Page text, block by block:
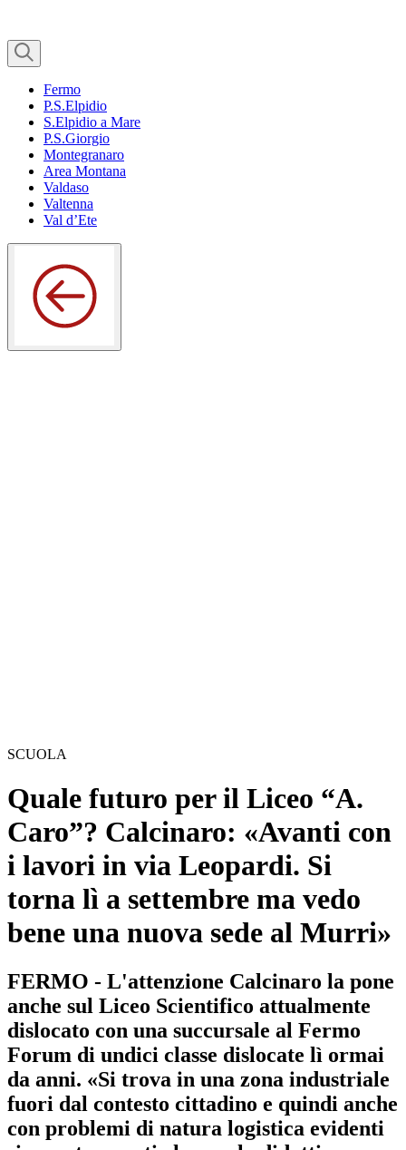
Fermo
P.S.Elpidio
S.Elpidio a Mare
P.S.Giorgio
Montegranaro
Area Montana
Valdaso
Valtenna
Val d’Ete
SCUOLA
Quale futuro per il Liceo “A.
Caro”? Calcinaro: «Avanti con
i lavori in via Leopardi. Si
torna lì a settembre ma vedo
bene una nuova sede al Murri»
FERMO - L'attenzione Calcinaro la pone
anche sul Liceo Scientifico attualmente
dislocato con una succursale al Fermo
Forum di undici classe dislocate lì ormai
da anni. «Si trova in una zona industriale
fuori dal contesto cittadino e quindi anche
con problemi di natura logistica evidenti